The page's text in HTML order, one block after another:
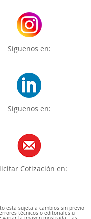
Síguenos en:
Síguenos en:
Cotización en:
está sujeta a cambios sin previo
técnicos o editoriales u